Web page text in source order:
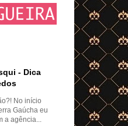
- Dica
No início
Gaúcha eu
a agência...